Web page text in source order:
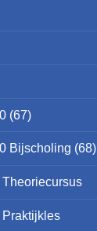
(67)
Bijscholing (68)